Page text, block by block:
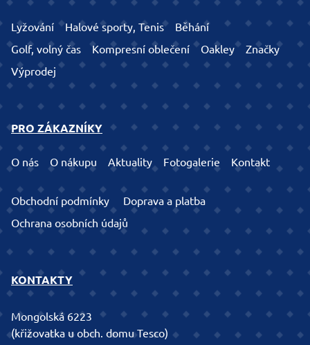
Lyžování Halové sporty, Tenis
Běhání
Golf, volný čas
Kompresní oblečení Oakley
Značky
Výprodej
PRO ZÁKAZNÍKY
O nás O nákupu Aktuality Fotogalerie Kontakt
Obchodní podmínky
Doprava a platba
Ochrana osobních údajů
KONTAKTY
Mongolská 6223
(křižovatka u obch. domu Tesco)